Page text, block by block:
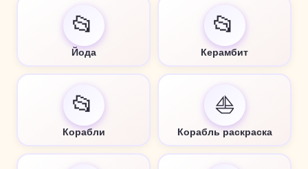
📂
Йода
📂
Керамбит
📂
Корабли
⛵
Корабль раскраска